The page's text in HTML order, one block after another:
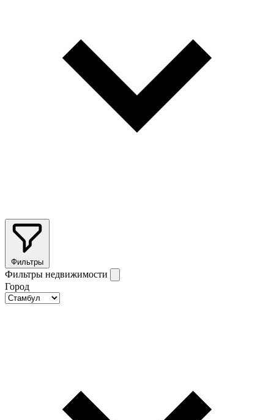
Фильтры
Фильтры недвижимости
Город